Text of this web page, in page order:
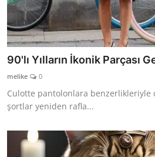
90'lı Yılların İkonik Parçası
melike 0
Culotte pantolonlara benzerlikleriyle
şortlar yeniden rafla...